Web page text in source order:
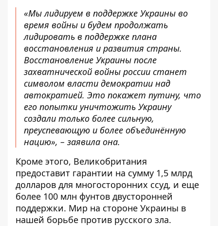
«Мы лидируем в поддержке Украины во
время войны и будем продолжать
лидировать в поддержке плана
восстановления и развития страны.
Восстановление Украины после
захватнической войны россии станет
символом власти демократии над
автократией. Это покажет путину, что
его попытки уничтожить Украину
создали только более сильную,
преуспевающую и более объединённую
нацию», – заявила она.
Кроме этого, Великобритания
предоставит гарантии на сумму 1,5 млрд
долларов для многосторонних ссуд, и еще
более 100 млн фунтов двусторонней
поддержки. Мир на стороне Украины в
нашей борьбе против русского зла.